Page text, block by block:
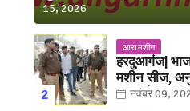
15, 2026
आरा मशीन
हरदुआगंज|
मशीन सीज,
संख्या में चलती
नवंबर 09,